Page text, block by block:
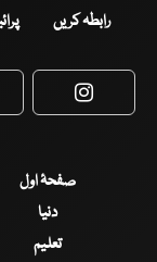
رابطہ کریں
صفحۂ اول
دنیا
تعلیم